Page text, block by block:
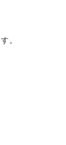
。